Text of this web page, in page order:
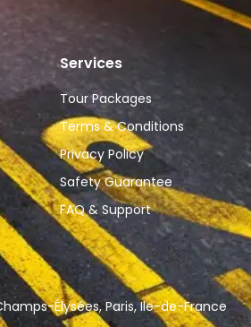
Services
Tour Packages
Terms & Conditions
Privacy Policy
Safety Guarantee
FAQ & Support
Élysées, Paris, Ile-de-France